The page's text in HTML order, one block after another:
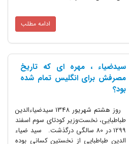
ادامه مطلب
سیدضیاء ، مهره ای که تاریخ
مصرفش برای انگلیس تمام شده
بود؟
روز هشتم شهریور 1348 سیدضیاءالدین
طباطبایی، نخست‌وزیر کودتای سوم اسفند
1299 در 80 سالگی درگذشت. سید ضیاء
الدین طباطبایی از نخستین کسانی بوده